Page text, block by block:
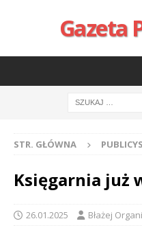
Gazeta
STR. GŁÓWNA
Księgarnia już
26.01.2025 Błażej